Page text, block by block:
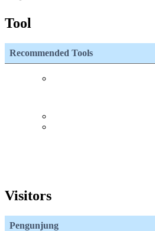
Tool
Recommended Tools
Visitors
Pengunjung